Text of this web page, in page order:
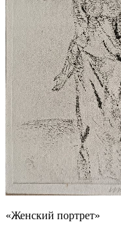
«Женский портрет»